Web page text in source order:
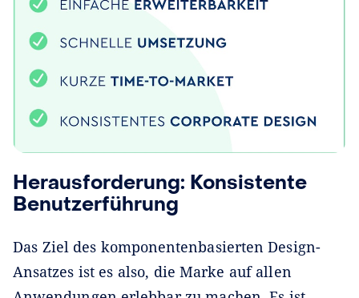
Herausforderung: Konsistente
Benutzerführung
Das Ziel des komponentenbasierten Design-
Ansatzes ist es also, die Marke auf allen